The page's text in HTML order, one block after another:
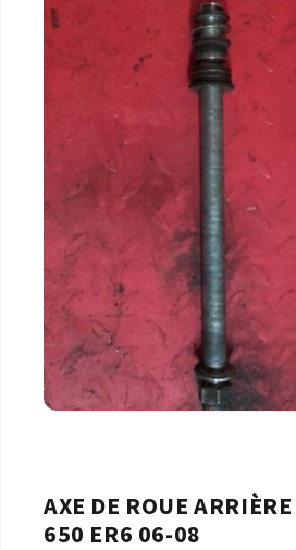
AXE DE ROUE
650 ER6 06-08